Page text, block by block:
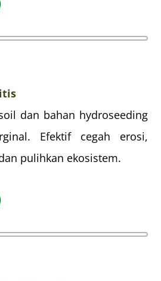
dan bahan hydroseeding
Efektif cegah erosi,
pulihkan ekosistem.